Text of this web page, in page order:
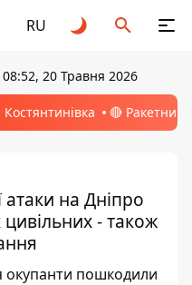
RU
08:52, 20 Травня 2026
🔴 Ракетний
атаки на Дніпро
- також
окупанти пошкодили